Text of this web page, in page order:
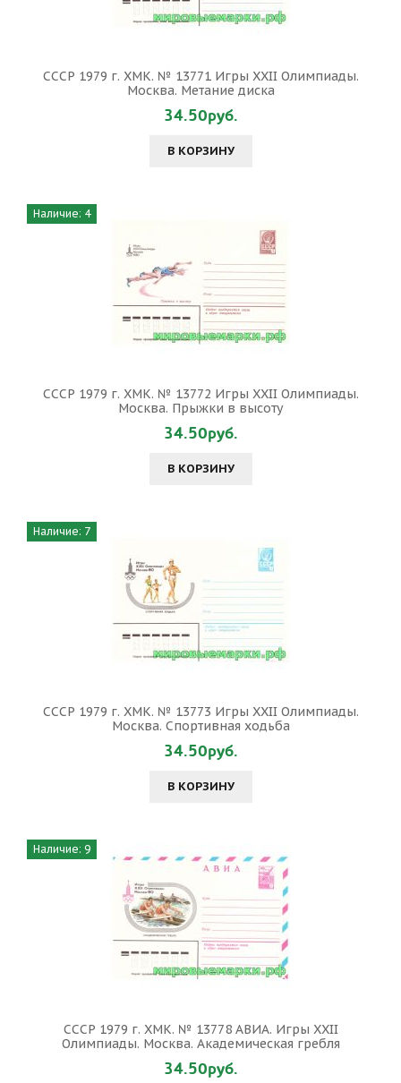
СССР 1979 г. ХМК. № 13771 Игры XXII Олимпиады.
Москва. Метание диска
34.50руб.
В КОРЗИНУ
Наличие: 4
СССР 1979 г. ХМК. № 13772 Игры XXII Олимпиады.
Москва. Прыжки в высоту
34.50руб.
В КОРЗИНУ
Наличие: 7
СССР 1979 г. ХМК. № 13773 Игры XXII Олимпиады.
Москва. Спортивная ходьба
34.50руб.
В КОРЗИНУ
Наличие: 9
СССР 1979 г. ХМК. № 13778 АВИА. Игры XXII
Олимпиады. Москва. Академическая гребля
34.50руб.